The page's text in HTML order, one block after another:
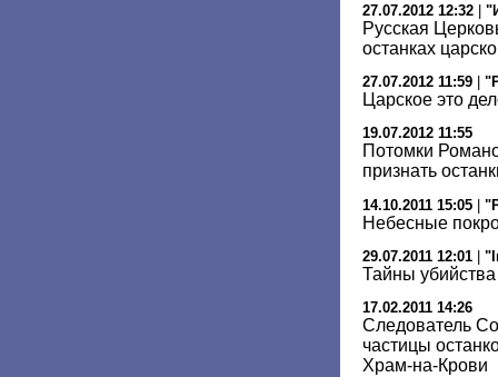
27.07.2012 12:32 |
Русская
останках
27.07.2012 11:59
Царское это
19.07.2012 11:55
Потомки
признать
14.10.2011 15:05 |
Небесные
29.07.2011 12:01
Тайны
17.02.2011 14:26
Следователь
частицы
Храм-на-Крови